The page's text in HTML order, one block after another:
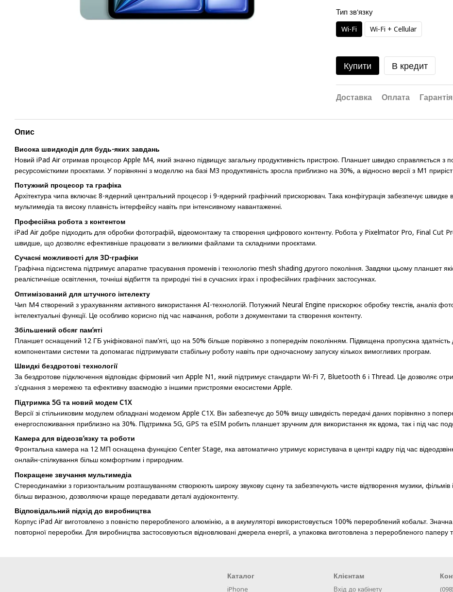
Тип зв'язку
Wi-Fi Wi-Fi + Cellular
Купити В кредит
Доставка Оплата Гарантія
Опис
Висока швидкодія для будь-яких завдань
Новий iPad Air отримав процесор Apple M4, який значно підвищує загальну продуктивність пристрою. Планшет швидко справляється
ресурсомісткими проєктами. У порівнянні з моделлю на базі M3 продуктивність зросла приблизно на 30%, а відносно версії з M1
Потужний процесор та графіка
Архітектура чипа включає 8-ядерний центральний процесор і 9-ядерний графічний прискорювач. Така конфігурація забезпечує
мультимедіа та високу плавність інтерфейсу навіть при інтенсивному навантаженні.
Професійна робота з контентом
iPad Air добре підходить для обробки фотографій, відеомонтажу та створення цифрового контенту. Робота у Pixelmator Pro, Final Cut
швидше, що дозволяє ефективніше працювати з великими файлами та складними проєктами.
Сучасні можливості для 3D-графіки
Графічна підсистема підтримує апаратне трасування променів і технологію mesh shading другого покоління. Завдяки цьому планшет
реалістичніше освітлення, точніші відбиття та природні тіні в сучасних іграх і професійних графічних застосунках.
Оптимізований для штучного інтелекту
Чип M4 створений з урахуванням активного використання AI-технологій. Потужний Neural Engine прискорює обробку текстів, аналіз
інтелектуальні функції. Це особливо корисно під час навчання, роботи з документами та створення контенту.
Збільшений обсяг пам’яті
Планшет оснащений 12 ГБ уніфікованої пам’яті, що на 50% більше порівняно з попереднім поколінням. Підвищена пропускна
компонентами системи та допомагає підтримувати стабільну роботу навіть при одночасному запуску кількох вимогливих програм.
Швидкі бездротові технології
За бездротове підключення відповідає фірмовий чип Apple N1, який підтримує стандарти Wi-Fi 7, Bluetooth 6 і Thread. Це дозволяє
з'єднання з мережею та ефективну взаємодію з іншими пристроями екосистеми Apple.
Підтримка 5G та новий модем C1X
Версії зі стільниковим модулем обладнані модемом Apple C1X. Він забезпечує до 50% вищу швидкість передачі даних порівняно з
енергоспоживання приблизно на 30%. Підтримка 5G, GPS та eSIM робить планшет зручним для використання як вдома, так і під час
Камера для відеозв’язку та роботи
Фронтальна камера на 12 МП оснащена функцією Center Stage, яка автоматично утримує користувача в центрі кадру під час
онлайн-спілкування більш комфортним і природним.
Покращене звучання мультимедіа
Стереодинаміки з горизонтальним розташуванням створюють широку звукову сцену та забезпечують чисте відтворення музики, фільмів
більш виразною, дозволяючи краще передавати деталі аудіоконтенту.
Відповідальний підхід до виробництва
Корпус iPad Air виготовлено з повністю переробленого алюмінію, а в акумуляторі використовується 100% перероблений кобальт.
повторної переробки. Для виробництва застосовуються відновлювані джерела енергії, а упаковка виготовлена з переробленого
Каталог
iPhone
Клієнтам
Вхід до кабінету